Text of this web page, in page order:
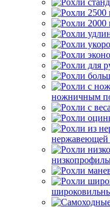
ножничным
нержавеющей